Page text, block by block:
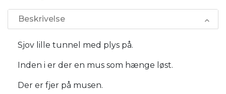
Beskrivelse
Sjov lille tunnel med plys på.
Inden i er der en mus som hænge løst.
Der er fjer på musen.